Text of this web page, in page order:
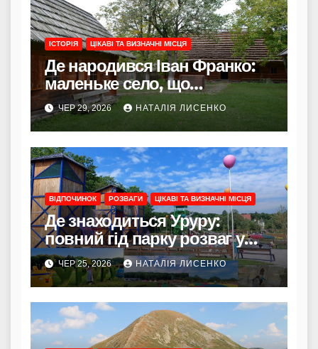
ІСТОРІЯ ЦІКАВІ ТА ВИЗНАЧНІ МІСЦЯ
Де народився Іван Франко:
маленьке село, що
подарувало Україні великого
Каменяра
ЧЕР 29, 2026 НАТАЛІЯ ЛИСЕНКО
ВІДПОЧИНОК РОЗВАГИ ЦІКАВІ ТА ВИЗНАЧНІ МІСЦЯ
Де знаходиться Уруру:
повний гід парку розваг у
лісі біля Львова
ЧЕР 25, 2026 НАТАЛІЯ ЛИСЕНКО